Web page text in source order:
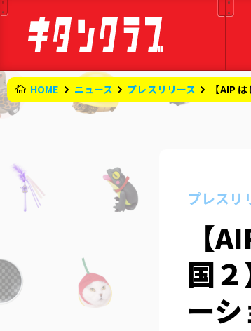
HOME ニュース プレスリリース 【AIP
プレスリ
【
国
ー